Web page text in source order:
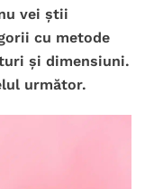
vei știi
cu metode
și dimensiuni.
următor.